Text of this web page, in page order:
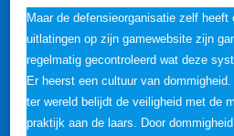
Maar de defensieorganisatie zelf
uitlatingen op zijn gamewebsite zijn
regelmatig gecontroleerd wat deze
Er heerst een cultuur van
ter wereld belijdt de veiligheid met de
praktijk aan de laars. Door